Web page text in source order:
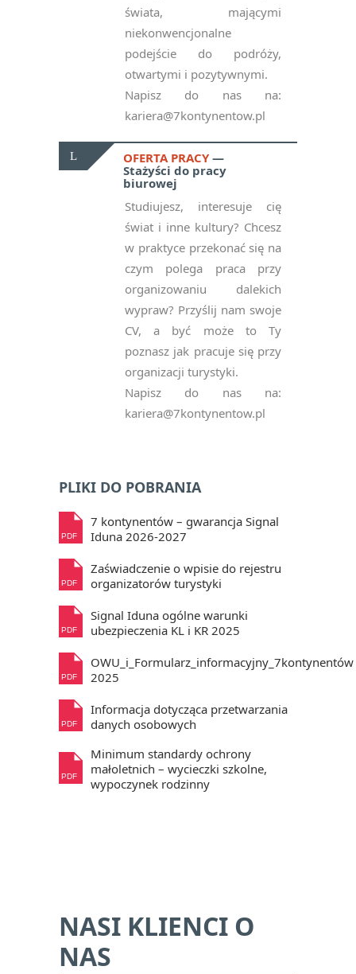
świata, mającymi
niekonwencjonalne
podejście do podróży,
otwartymi i pozytywnymi.
Napisz do nas na:
kariera@7kontynentow.pl
OFERTA PRACY
Stażyści do pracy
biurowej
Studiujesz, interesuje cię
świat i inne kultury? Chcesz
w praktyce przekonać się na
czym polega praca przy
organizowaniu dalekich
wypraw? Przyślij nam swoje
CV, a być może to Ty
poznasz jak pracuje się przy
organizacji turystyki.
Napisz do nas na:
kariera@7kontynentow.pl
PLIKI DO POBRANIA
PDF
7 kontynentów – gwarancja Signal
Iduna 2026-2027
PDF
Zaświadczenie o wpisie do rejestru
organizatorów turystyki
PDF
Signal Iduna ogólne warunki
ubezpieczenia KL i KR 2025
PDF
OWU_i_Formularz_informacyjny_7kontynentów
2025
PDF
Informacja dotycząca przetwarzania
danych osobowych
PDF
Minimum standardy ochrony
małoletnich – wycieczki szkolne,
wypoczynek rodzinny
NASI KLIENCI O
NAS